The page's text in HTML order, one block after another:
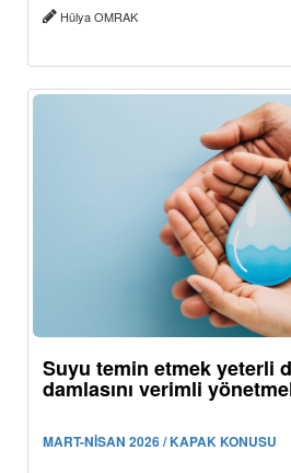
Hülya OMRAK
Suyu temin etmek yeterli
damlasını verimli
MART-NİSAN 2026 / KAPAK KONUSU